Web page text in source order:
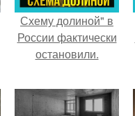
Схему долиной" в
России фактически
остановили.